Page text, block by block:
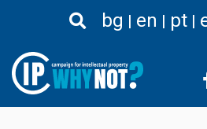
edasi
juurde
bg en pt